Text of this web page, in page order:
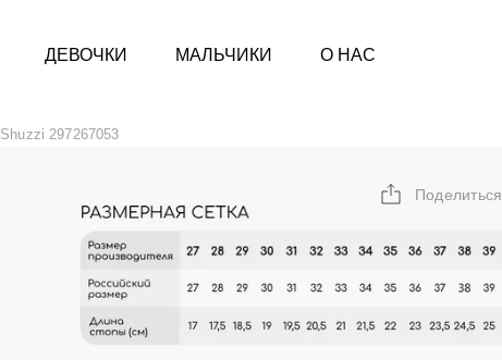
ДЕВОЧКИ МАЛЬЧИКИ О НАС
Shuzzi 297267053
Поделиться